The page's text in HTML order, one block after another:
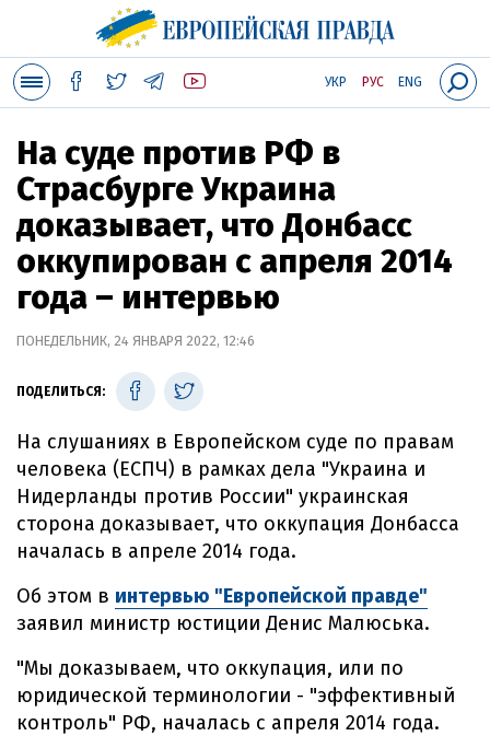
УКР РУС ENG
На суде против РФ в
Страсбурге Украина
доказывает, что Донбасс
оккупирован с апреля 2014
года – интервью
ПОНЕДЕЛЬНИК, 24 ЯНВАРЯ 2022, 12:46
ПОДЕЛИТЬСЯ:
На слушаниях в Европейском суде по правам
человека (ЕСПЧ) в рамках дела "Украина и
Нидерланды против России" украинская
сторона доказывает, что оккупация Донбасса
началась в апреле 2014 года.
Об этом в интервью "Европейской правде"
заявил министр юстиции Денис Малюська.
"Мы доказываем, что оккупация, или по
юридической терминологии - "эффективный
контроль" РФ, началась с апреля 2014 года.